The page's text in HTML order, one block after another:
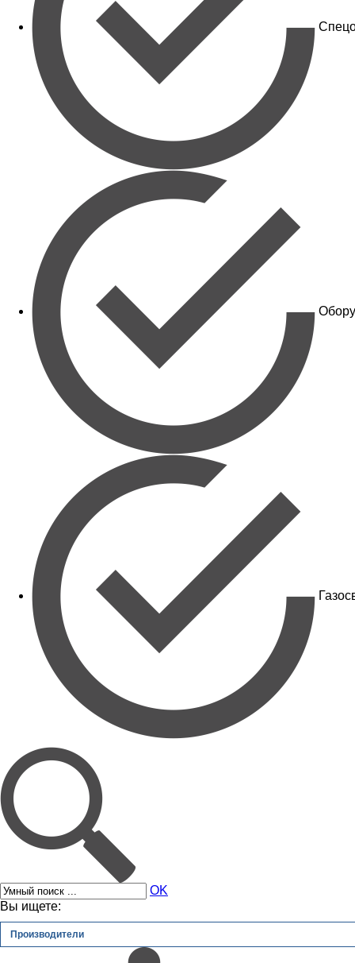
OK
Вы ищете:
Производители